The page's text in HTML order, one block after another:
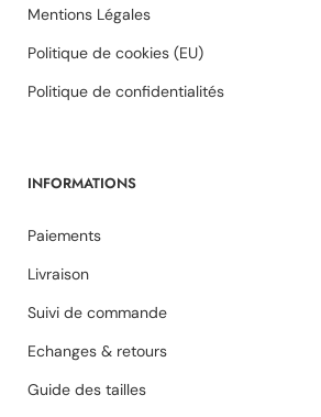
Mentions Légales
Politique de cookies (EU)
Politique de confidentialités
INFORMATIONS
Paiements
Livraison
Suivi de commande
Echanges & retours
Guide des tailles